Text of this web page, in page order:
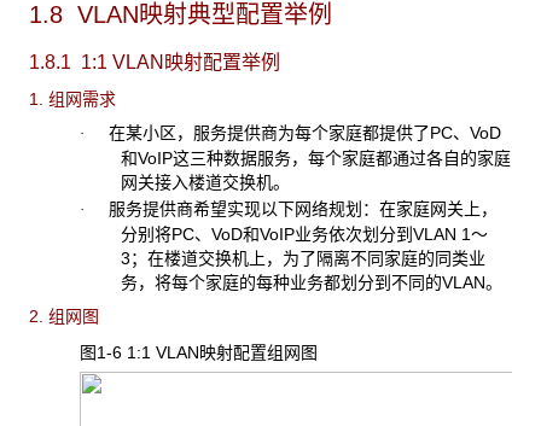
1.8 VLAN映射典型配置举例
1.8.1 1:1 VLAN 映射配置举例
1. 组网需求
· 在某小区，服务提供商为每个家庭都提供了PC、VoD
和VoIP这三种数据服务，每个家庭都通过各自的家庭
网关接入楼道交换机。
· 服务提供商希望实现以下网络规划：在家庭网关上，
分别将PC、VoD和VoIP业务依次划分到VLAN 1～
3；在楼道交换机上，为了隔离不同家庭的同类业
务，将每个家庭的每种业务都划分到不同的VLAN。
2. 组网图
图1-6 1:1 VLAN映射配置组网图